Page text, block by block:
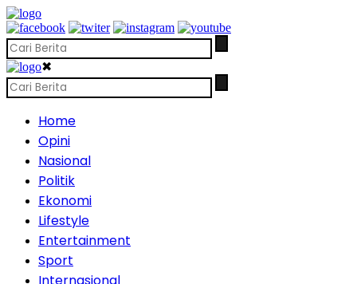
✖
Home
Opini
Nasional
Politik
Ekonomi
Lifestyle
Entertainment
Sport